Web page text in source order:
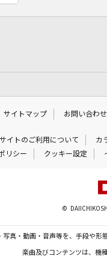
サイトマップ お問い合わせ
サイトのご利用について カ
リシー クッキー設定
©
真・動画・音声等を、手段や
楽曲及びコンテンツは、機